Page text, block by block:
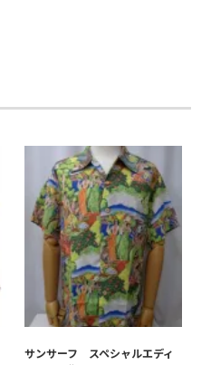
サンサーフ スペシャルエディ